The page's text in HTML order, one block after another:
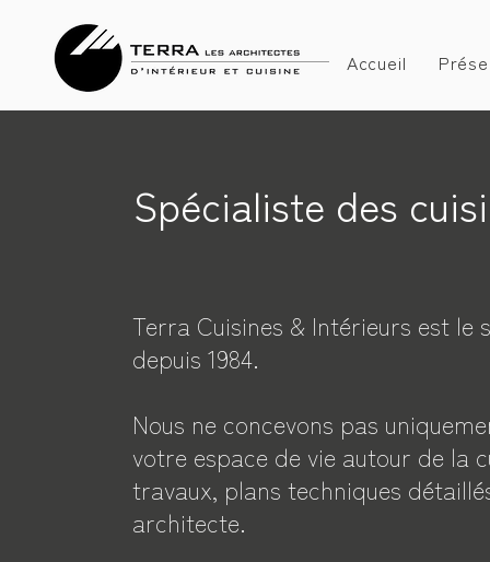
Accueil
Spécialiste des
Terra Cuisines & Intérieurs est le
depuis 1984.
Nous ne concevons pas
votre espace de vie autour de la
travaux, plans techniques
architecte.